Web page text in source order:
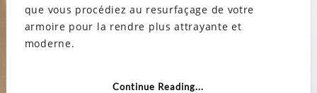
que vous procédiez au resurfaçage de votre
armoire pour la rendre plus attrayante et
moderne.
Continue Reading...